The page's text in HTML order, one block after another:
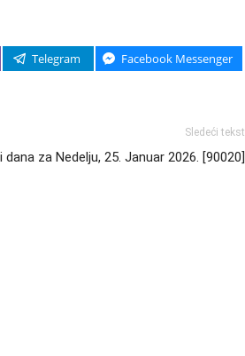
Telegram Facebook Messenger
Sledeći tekst
dana za Nedelju, 25. Januar 2026. [90020]